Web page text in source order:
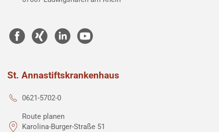
St. Annastiftskrankenhaus
0621-5702-0
Route planen
Karolina-Burger-Straße 51